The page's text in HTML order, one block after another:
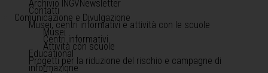
Archivio INGVNewsletter
Contatti
Comunicazione e Divulgazione
Musei, centri informativi e attività con le scuole
Musei
Centri informativi
Attività con scuole
Educational
Progetti per la riduzione del rischio e campagne di
informazione